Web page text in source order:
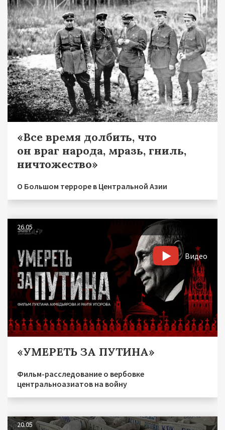
«Все время долбить, что
он враг народа, мразь, гниль,
ничтожество»
О Большом терроре в Центральной Азии
26.05
Видео
«УМЕРЕТЬ ЗА ПУТИНА»
Фильм-расследование о вербовке
центральноазиатов на войну
20.05